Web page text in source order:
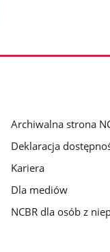
Archiwalna strona
Deklaracja
Kariera
Dla mediów
NCBR dla osób z